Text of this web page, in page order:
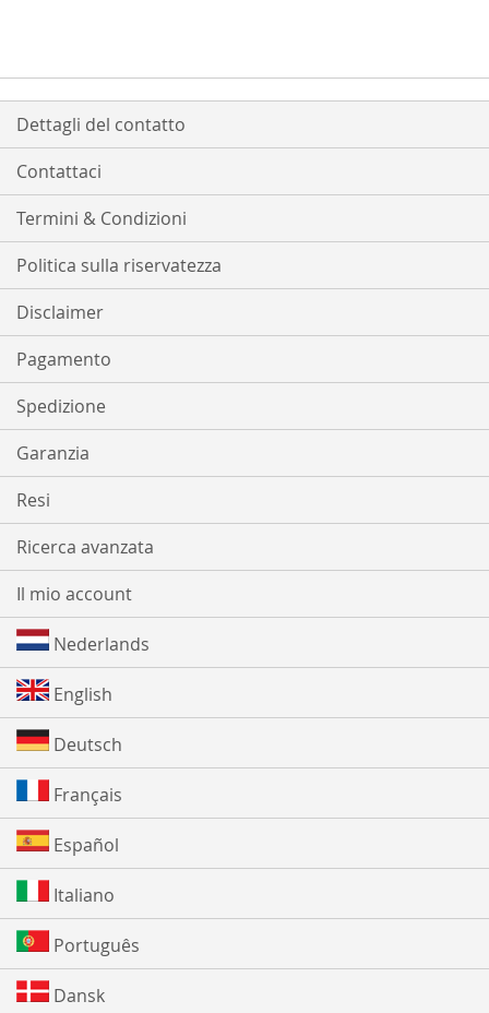
Dettagli del contatto
Contattaci
Termini & Condizioni
Politica sulla riservatezza
Disclaimer
Pagamento
Spedizione
Garanzia
Resi
Ricerca avanzata
Il mio account
Nederlands
English
Deutsch
Français
Español
Italiano
Português
Dansk